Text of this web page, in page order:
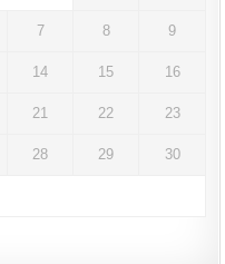
7 8 9
14 15 16
21 22 23
28 29 30